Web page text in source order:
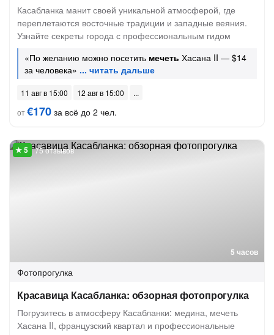
Касабланка манит своей уникальной атмосферой, где
переплетаются восточные традиции и западные веяния.
Узнайте секреты города с профессиональным гидом
«По желанию можно посетить мечеть Хасана II — $14
за человека»
11 авг в 15:00
12 авг в 15:00
от€170 за всё до 2 чел.
5 часов
75 отзывов
Фотопрогулка
Красавица Касабланка: обзорная фотопрогулка
Погрузитесь в атмосферу Касабланки: медина, мечеть
Хасана II, французский квартал и профессиональные